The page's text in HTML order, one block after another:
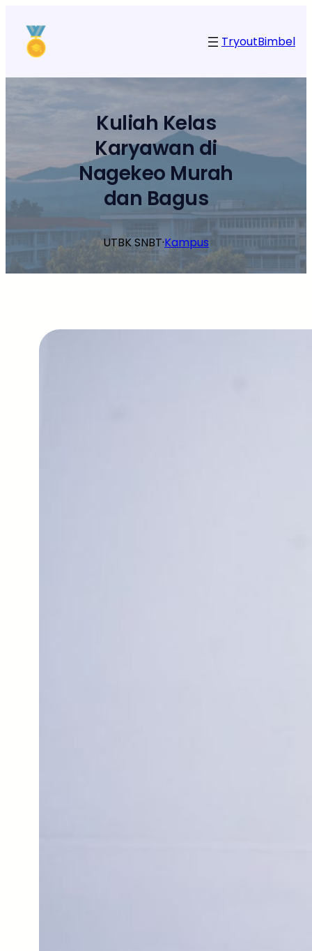
konten
TryoutBimbel
Kuliah Kelas
Karyawan di
Nagekeo Murah
dan Bagus
UTBK SNBT·Kampus